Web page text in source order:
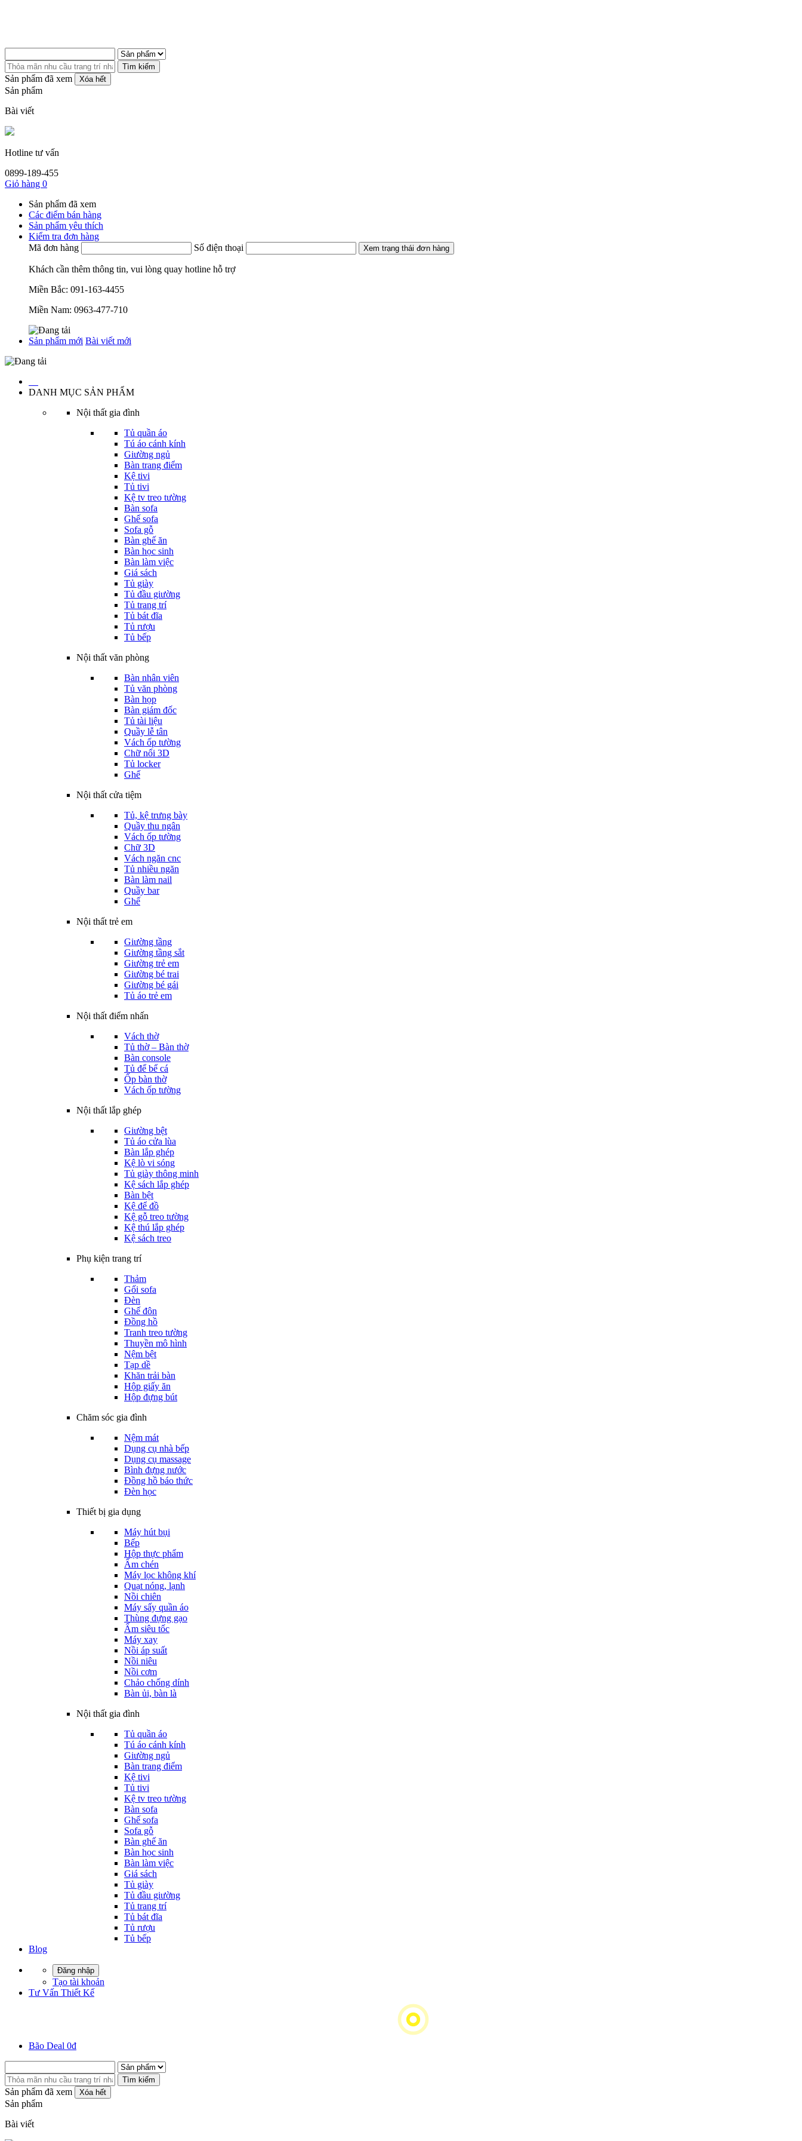
Tìm kiếm
Sản phẩm đã xem Xóa hết
Sản phẩm
Bài viết
Hotline tư vấn
0899-189-455
Giỏ hàng 0
Sản phẩm đã xem
Các điểm bán hàng
Sản phẩm yêu thích
Kiểm tra đơn hàng
Mã đơn hàng
Số điện thoại Xem trạng thái đơn hàng
Khách cần thêm thông tin, vui lòng quay hotline hỗ trợ
Miền Bắc: 091-163-4455
Miền Nam: 0963-477-710
Sản phẩm mới Bài viết mới
DANH MỤC SẢN PHẨM
Nội thất gia đình
Tủ quần áo
Tú áo cánh kính
Giường ngủ
Bàn trang điểm
Kệ tivi
Tủ tivi
Kệ tv treo tường
Bàn sofa
Ghế sofa
Sofa gỗ
Bàn ghế ăn
Bàn học sinh
Bàn làm việc
Giá sách
Tủ giày
Tủ đầu giường
Tủ trang trí
Tủ bát đĩa
Tủ rượu
Tủ bếp
Nội thất văn phòng
Bàn nhân viên
Tủ văn phòng
Bàn họp
Bàn giám đốc
Tủ tài liệu
Quầy lễ tân
Vách ốp tường
Chữ nổi 3D
Tủ locker
Ghế
Nội thất cửa tiệm
Tủ, kệ trưng bày
Quầy thu ngân
Vách ốp tường
Chữ 3D
Vách ngăn cnc
Tủ nhiều ngăn
Bàn làm nail
Quầy bar
Ghế
Nội thất trẻ em
Giường tầng
Giường tầng sắt
Giường trẻ em
Giường bé trai
Giường bé gái
Tủ áo trẻ em
Nội thất điểm nhấn
Vách thờ
Tủ thờ – Bàn thờ
Bàn console
Tủ để bể cá
Ốp bàn thờ
Vách ốp tường
Nội thất lắp ghép
Giường bệt
Tủ áo cửa lùa
Bàn lắp ghép
Kệ lò vi sóng
Tủ giày thông minh
Kệ sách lắp ghép
Bàn bệt
Kệ để đồ
Kệ gỗ treo tường
Kệ thú lắp ghép
Kệ sách treo
Phụ kiện trang trí
Thảm
Gối sofa
Đèn
Ghế đôn
Đồng hồ
Tranh treo tường
Thuyền mô hình
Nệm bệt
Tạp dề
Khăn trải bàn
Hộp giấy ăn
Hộp đựng bút
Chăm sóc gia đình
Nệm mát
Dụng cụ nhà bếp
Dụng cụ massage
Bình đựng nước
Đồng hồ báo thức
Đèn học
Thiết bị gia dụng
Máy hút bụi
Bếp
Hộp thực phẩm
Ấm chén
Máy lọc không khí
Quạt nóng, lạnh
Nồi chiên
Máy sấy quần áo
Thùng đựng gạo
Ấm siêu tốc
Máy xay
Nồi áp suất
Nồi niêu
Nồi cơm
Chảo chống dính
Bàn ủi, bàn là
Nội thất gia đình
Tủ quần áo
Tú áo cánh kính
Giường ngủ
Bàn trang điểm
Kệ tivi
Tủ tivi
Kệ tv treo tường
Bàn sofa
Ghế sofa
Sofa gỗ
Bàn ghế ăn
Bàn học sinh
Bàn làm việc
Giá sách
Tủ giày
Tủ đầu giường
Tủ trang trí
Tủ bát đĩa
Tủ rượu
Tủ bếp
Blog
Đăng nhập
Tạo tài khoản
Tư Vấn Thiết Kế
Bão Deal 0đ
Tìm kiếm
Sản phẩm đã xem Xóa hết
Sản phẩm
Bài viết